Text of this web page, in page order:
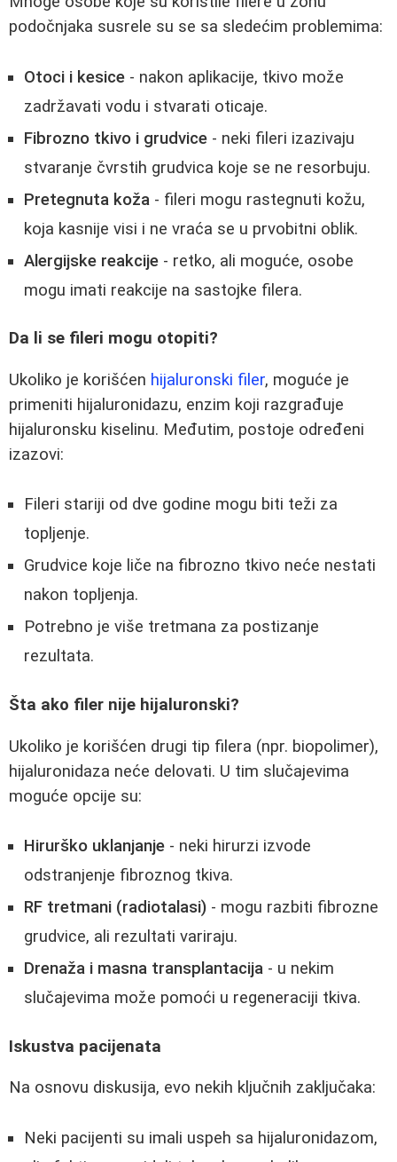
podočnjaka susrele su se sa sledećim problemima:
Otoci i kesice - nakon aplikacije, tkivo može
zadržavati vodu i stvarati oticaje.
Fibrozno tkivo i grudvice - neki fileri izazivaju
stvaranje čvrstih grudvica koje se ne resorbuju.
Pretegnuta koža - fileri mogu rastegnuti kožu,
koja kasnije visi i ne vraća se u prvobitni oblik.
Alergijske reakcije - retko, ali moguće, osobe
mogu imati reakcije na sastojke filera.
Da li se fileri mogu otopiti?
Ukoliko je korišćen hijaluronski filer, moguće je
primeniti hijaluronidazu, enzim koji razgrađuje
hijaluronsku kiselinu. Međutim, postoje određeni
izazovi:
Fileri stariji od dve godine mogu biti teži za
topljenje.
Grudvice koje liče na fibrozno tkivo neće nestati
nakon topljenja.
Potrebno je više tretmana za postizanje
rezultata.
Šta ako filer nije hijaluronski?
Ukoliko je korišćen drugi tip filera (npr. biopolimer),
hijaluronidaza neće delovati. U tim slučajevima
moguće opcije su:
Hirurško uklanjanje - neki hirurzi izvode
odstranjenje fibroznog tkiva.
RF tretmani (radiotalasi) - mogu razbiti fibrozne
grudvice, ali rezultati variraju.
Drenaža i masna transplantacija - u nekim
slučajevima može pomoći u regeneraciji tkiva.
Iskustva pacijenata
Na osnovu diskusija, evo nekih ključnih zaključaka:
Neki pacijenti su imali uspeh sa hijaluronidazom,